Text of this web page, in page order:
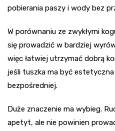
pobierania paszy i wody bez
W porównaniu ze zwykłymi
się prowadzić w bardziej
więc łatwiej utrzymać dobrą
jeśli tuszka ma być
bezpośredniej.
Duże znaczenie ma wybieg.
apetyt, ale nie powinien